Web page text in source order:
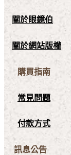
關於眼鏡伯
關於網站版權
購買指南
常見問題
付款方式
訊息公告